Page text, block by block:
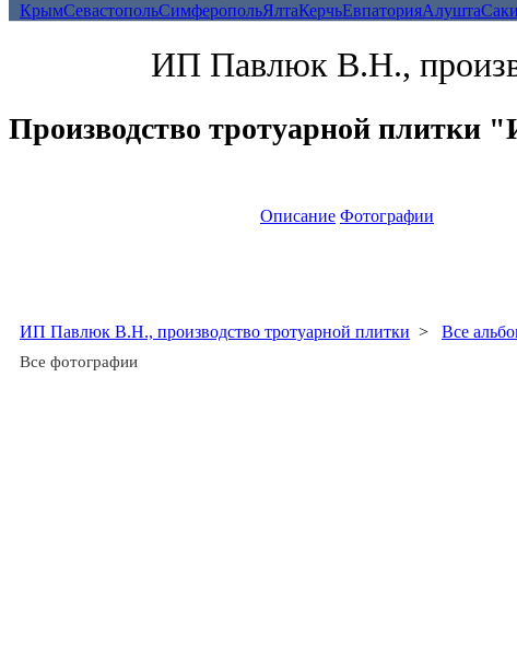
КрымСевастопольСимферопольЯлтаКерчьЕвпаторияАлуштаСаки
ИП Павлюк В.Н.,
Производство тротуарной
Описание Фотографии
ИП Павлюк В.Н., производство тротуарной плитки > Все
Все фотографии